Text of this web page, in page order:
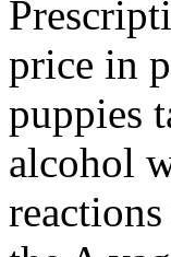
price in
puppies
alcohol